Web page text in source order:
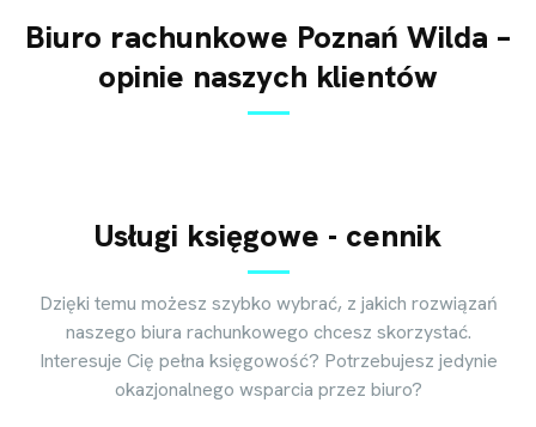
Biuro rachunkowe Poznań Wilda –
opinie naszych klientów
Usługi księgowe - cennik
Dzięki temu możesz szybko wybrać, z jakich rozwiązań
naszego biura rachunkowego chcesz skorzystać.
Interesuje Cię pełna księgowość? Potrzebujesz jedynie
okazjonalnego wsparcia przez biuro?